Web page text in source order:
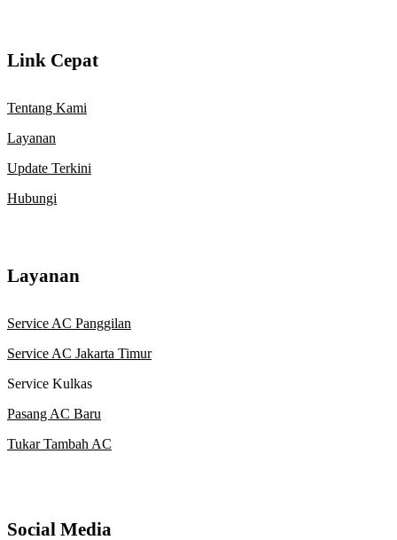
Link Cepat
Tentang Kami
Layanan
Update Terkini
Hubungi
Layanan
Service AC Panggilan
Service AC Jakarta Timur
Service Kulkas
Pasang AC Baru
Tukar Tambah AC
Social Media